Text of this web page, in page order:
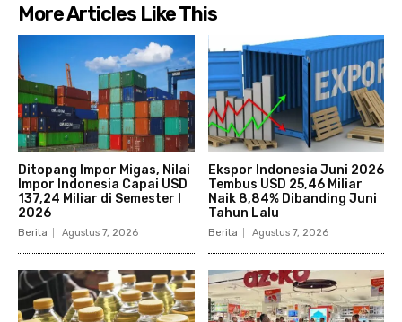
More Articles Like This
Ditopang Impor Migas, Nilai
Impor Indonesia Capai USD
137,24 Miliar di Semester I
2026
Berita Agustus 7, 2026
Ekspor Indonesia Juni 2026
Tembus USD 25,46 Miliar
Naik 8,84% Dibanding Juni
Tahun Lalu
Berita Agustus 7, 2026